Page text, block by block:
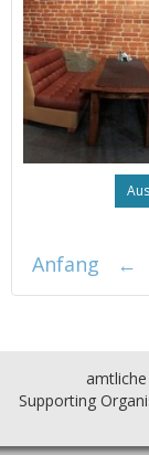
Anfang
←
Supporting